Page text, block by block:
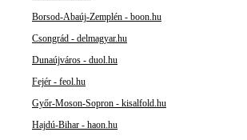
Borsod-Abaúj-Zemplén - boon.hu
Csongrád - delmagyar.hu
Dunaújváros - duol.hu
Fejér - feol.hu
Győr-Moson-Sopron - kisalfold.hu
Hajdú-Bihar - haon.hu